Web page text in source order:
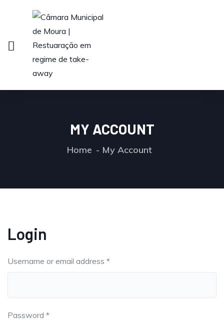
MY ACCOUNT
Home My Account
Login
Username or email address *
Password *